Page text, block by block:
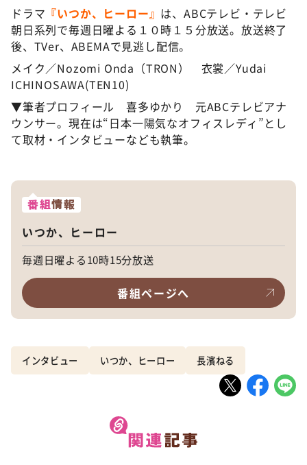
ドラマ 『いつか、ヒーロー』 は、ABCテレビ・テレビ
朝日系列で毎週日曜よる１０時１５分放送。放送終了
後、TVer、ABEMAで見逃し配信。
メイク／Nozomi Onda（TRON） 衣裳／Yudai
ICHINOSAWA(TEN10)
▼筆者プロフィール 喜多ゆかり 元ABCテレビアナ
ウンサー。現在は“日本一陽気なオフィスレディ”とし
て取材・インタビューなども執筆。
番組情報
いつか、ヒーロー
毎週日曜よる10時15分放送
番組ページへ
インタビュー いつか、ヒーロー 長濱ねる